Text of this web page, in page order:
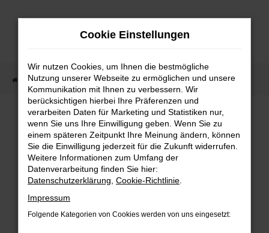
Zum
Startseite Fahrzeugangebote Fahrzeugmarkt
Fahrzeugmarkt
Fehler: Network Error
Beim Laden ist ein Fehler aufgetreten.
Hier sind ein paar Tipps, die dir helfen können:
Cookie Einstellungen
Wir nutzen Cookies, um Ihnen die bestmögliche
Nutzung unserer Webseite zu ermöglichen und unsere
Kommunikation mit Ihnen zu verbessern. Wir
berücksichtigen hierbei Ihre Präferenzen und
verarbeiten Daten für Marketing und Statistiken nur,
wenn Sie uns Ihre Einwilligung geben. Wenn Sie zu
einem späteren Zeitpunkt Ihre Meinung ändern, können
Sie die Einwilligung jederzeit für die Zukunft widerrufen.
Weitere Informationen zum Umfang der
Datenverarbeitung finden Sie hier:
Datenschutzerklärung Cookie-Richtlinie
Impressum
Folgende Kategorien von Cookies werden von uns eingesetzt: